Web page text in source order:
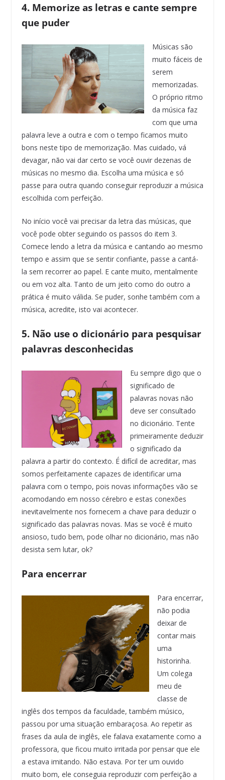
4. Memorize as letras e cante sempre
que puder
Músicas são
muito fáceis de
serem
memorizadas.
O próprio ritmo
da música faz
com que uma
palavra leve a outra e com o tempo ficamos muito
bons neste tipo de memorização. Mas cuidado, vá
devagar, não vai dar certo se você ouvir dezenas de
músicas no mesmo dia. Escolha uma música e só
passe para outra quando conseguir reproduzir a música
escolhida com perfeição.
No início você vai precisar da letra das músicas, que
você pode obter seguindo os passos do item 3.
Comece lendo a letra da música e cantando ao mesmo
tempo e assim que se sentir confiante, passe a cantá-
la sem recorrer ao papel. E cante muito, mentalmente
ou em voz alta. Tanto de um jeito como do outro a
prática é muito válida. Se puder, sonhe também com a
música, acredite, isto vai acontecer.
5. Não use o dicionário para pesquisar
palavras desconhecidas
Eu sempre digo que o
significado de
palavras novas não
deve ser consultado
no dicionário. Tente
primeiramente deduzir
o significado da
palavra a partir do contexto. É difícil de acreditar, mas
somos perfeitamente capazes de identificar uma
palavra com o tempo, pois novas informações vão se
acomodando em nosso cérebro e estas conexões
inevitavelmente nos fornecem a chave para deduzir o
significado das palavras novas. Mas se você é muito
ansioso, tudo bem, pode olhar no dicionário, mas não
desista sem lutar, ok?
Para encerrar
Para encerrar,
não podia
deixar de
contar mais
uma
historinha.
Um colega
meu de
classe de
inglês dos tempos da faculdade, também músico,
passou por uma situação embaraçosa. Ao repetir as
frases da aula de inglês, ele falava exatamente como a
professora, que ficou muito irritada por pensar que ele
a estava imitando. Não estava. Por ter um ouvido
muito bom, ele conseguia reproduzir com perfeição a